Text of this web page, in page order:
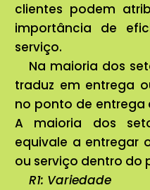
clientes podem
importância de
serviço.
Na maioria dos
traduz em entrega
no ponto de
A maioria dos
equivale a entregar
ou serviço dentro do
R1: Variedade